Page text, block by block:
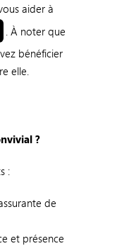
aider à
. À noter que
bénéficier
elle.
?
:
de
et présence